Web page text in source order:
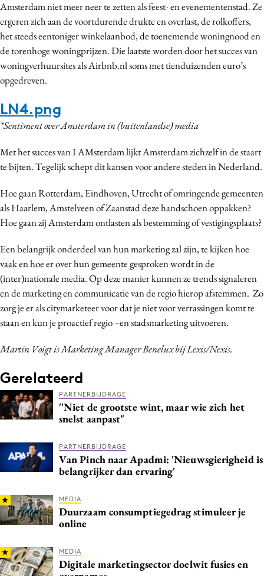
Amsterdam niet meer neer te zetten als feest- en evenementenstad. Ze
ergeren zich aan de voortdurende drukte en overlast, de rolkoffers,
het steeds eentoniger winkelaanbod, de toenemende woningnood en
de torenhoge woningprijzen. Die laatste worden door het succes van
woningverhuursites als Airbnb.nl soms met tienduizenden euro’s
opgedreven.
LN4.png
*Sentiment over Amsterdam in (buitenlandse) media
Met het succes van I AMsterdam lijkt Amsterdam zichzelf in de staart
te bijten. Tegelijk schept dit kansen voor andere steden in Nederland.
Hoe gaan Rotterdam, Eindhoven, Utrecht of omringende gemeenten
als Haarlem, Amstelveen of Zaanstad deze handschoen oppakken?
Hoe gaan zij Amsterdam ontlasten als bestemming of vestigingsplaats?
Een belangrijk onderdeel van hun marketing zal zijn, te kijken hoe
vaak en hoe er over hun gemeente gesproken wordt in de
(inter)nationale media. Op deze manier kunnen ze trends signaleren
en de marketing en communicatie van de regio hierop afstemmen. Zo
zorg je er als citymarketeer voor dat je niet voor verrassingen komt te
staan en kun je proactief regio –en stadsmarketing uitvoeren.
Martin Voigt is Marketing Manager Benelux bij Lexis/Nexis.
Gerelateerd
PARTNERBIJDRAGE
''Niet de grootste wint, maar wie zich het
snelst aanpast"
PARTNERBIJDRAGE
Van Pinch naar Apadmi: 'Nieuwsgierigheid is
belangrijker dan ervaring'
MEDIA
Duurzaam consumptiegedrag stimuleer je
online
MEDIA
Digitale marketingsector doelwit fusies en